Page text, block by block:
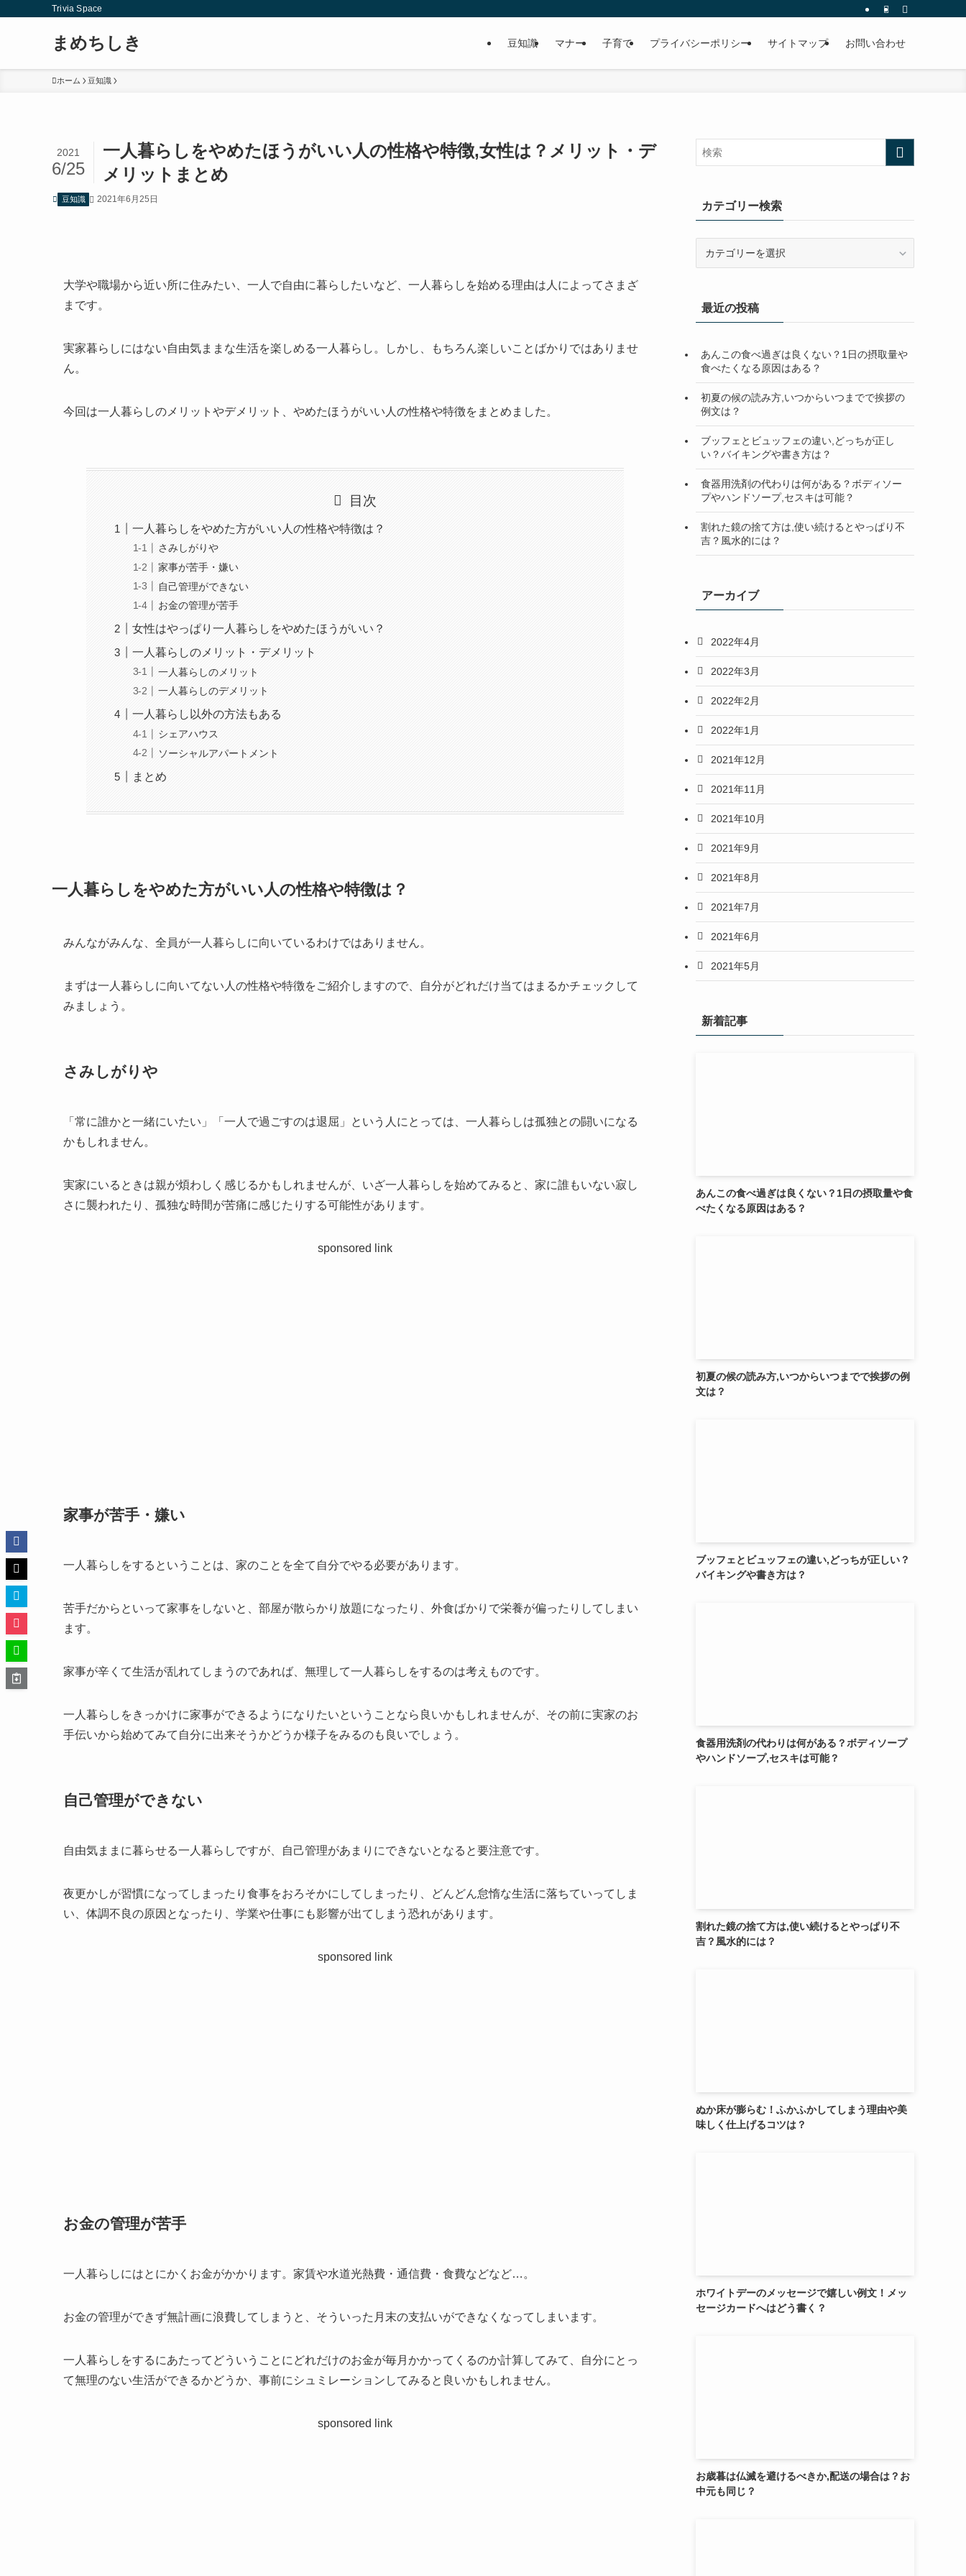
Trivia Space
まめちしき 豆知識 マナー 子育て プライバシーポリシー サイトマップ お問い合わせ
ホーム 豆知識
一人暮らしをやめたほうがいい人の性格や特徴,女性は？メリット・デ
メリットまとめ
2021
6/25
豆知識 2021年6月25日
大学や職場から近い所に住みたい、一人で自由に暮らしたいなど、一人暮らしを始める理由は人によってさまざ
まです。
実家暮らしにはない自由気ままな生活を楽しめる一人暮らし。しかし、もちろん楽しいことばかりではありませ
ん。
今回は一人暮らしのメリットやデメリット、やめたほうがいい人の性格や特徴をまとめました。
目次
一人暮らしをやめた方がいい人の性格や特徴は？
さみしがりや
家事が苦手・嫌い
自己管理ができない
お金の管理が苦手
女性はやっぱり一人暮らしをやめたほうがいい？
一人暮らしのメリット・デメリット
一人暮らしのメリット
一人暮らしのデメリット
一人暮らし以外の方法もある
シェアハウス
ソーシャルアパートメント
まとめ
一人暮らしをやめた方がいい人の性格や特徴は？
みんながみんな、全員が一人暮らしに向いているわけではありません。
まずは一人暮らしに向いてない人の性格や特徴をご紹介しますので、自分がどれだけ当てはまるかチェックして
みましょう。
さみしがりや
「常に誰かと一緒にいたい」「一人で過ごすのは退屈」という人にとっては、一人暮らしは孤独との闘いになる
かもしれません。
実家にいるときは親が煩わしく感じるかもしれませんが、いざ一人暮らしを始めてみると、家に誰もいない寂し
さに襲われたり、孤独な時間が苦痛に感じたりする可能性があります。
sponsored link
家事が苦手・嫌い
一人暮らしをするということは、家のことを全て自分でやる必要があります。
苦手だからといって家事をしないと、部屋が散らかり放題になったり、外食ばかりで栄養が偏ったりしてしまい
ます。
家事が辛くて生活が乱れてしまうのであれば、無理して一人暮らしをするのは考えものです。
一人暮らしをきっかけに家事ができるようになりたいということなら良いかもしれませんが、その前に実家のお
手伝いから始めてみて自分に出来そうかどうか様子をみるのも良いでしょう。
自己管理ができない
自由気ままに暮らせる一人暮らしですが、自己管理があまりにできないとなると要注意です。
夜更かしが習慣になってしまったり食事をおろそかにしてしまったり、どんどん怠惰な生活に落ちていってしま
い、体調不良の原因となったり、学業や仕事にも影響が出てしまう恐れがあります。
sponsored link
お金の管理が苦手
一人暮らしにはとにかくお金がかかります。家賃や水道光熱費・通信費・食費などなど…。
お金の管理ができず無計画に浪費してしまうと、そういった月末の支払いができなくなってしまいます。
一人暮らしをするにあたってどういうことにどれだけのお金が毎月かかってくるのか計算してみて、自分にとっ
て無理のない生活ができるかどうか、事前にシュミレーションしてみると良いかもしれません。
sponsored link
カテゴリー検索
ー
検
最近の投稿
あんこの食べ過ぎは良くない？1日の摂取量や
食べたくなる原因はある？
初夏の候の読み方,いつからいつまでで挨拶の
例文は？
ブッフェとビュッフェの違い,どっちが正し
い？バイキングや書き方は？
食器用洗剤の代わりは何がある？ボディソー
プやハンドソープ,セスキは可能？
割れた鏡の捨て方は,使い続けるとやっぱり不
吉？風水的には？
アーカイブ
2022年4月
2022年3月
2022年2月
2022年1月
2021年12月
2021年11月
2021年10月
2021年9月
2021年8月
2021年7月
2021年6月
2021年5月
新着記事
あんこの食べ過ぎは良くない？1日の摂取量や食
べたくなる原因はある？
初夏の候の読み方,いつからいつまでで挨拶の例
文は？
ブッフェとビュッフェの違い,どっちが正しい？
バイキングや書き方は？
食器用洗剤の代わりは何がある？ボディソープ
やハンドソープ,セスキは可能？
割れた鏡の捨て方は,使い続けるとやっぱり不
吉？風水的には？
ぬか床が膨らむ！ふかふかしてしまう理由や美
味しく仕上げるコツは？
ホワイトデーのメッセージで嬉しい例文！メッ
セージカードへはどう書く？
お歳暮は仏滅を避けるべきか,配送の場合は？お
中元も同じ？